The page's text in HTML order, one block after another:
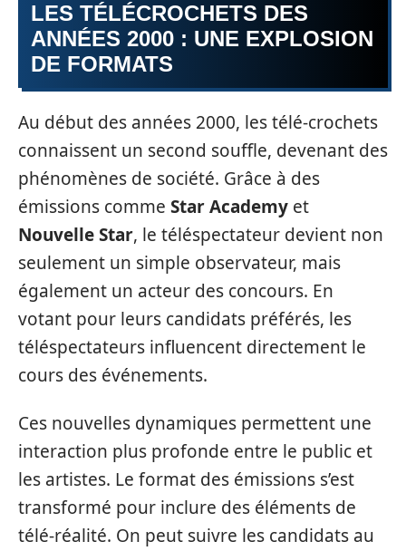
LES TÉLÉCROCHETS DES
ANNÉES 2000 : UNE EXPLOSION
DE FORMATS
Au début des années 2000, les télé-crochets
connaissent un second souffle, devenant des
phénomènes de société. Grâce à des
émissions comme Star Academy et
Nouvelle Star, le téléspectateur devient non
seulement un simple observateur, mais
également un acteur des concours. En
votant pour leurs candidats préférés, les
téléspectateurs influencent directement le
cours des événements.
Ces nouvelles dynamiques permettent une
interaction plus profonde entre le public et
les artistes. Le format des émissions s’est
transformé pour inclure des éléments de
télé-réalité. On peut suivre les candidats au